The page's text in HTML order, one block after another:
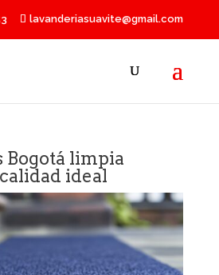
lavanderiasuavite@gmail.com
Bogotá limpia
ideal